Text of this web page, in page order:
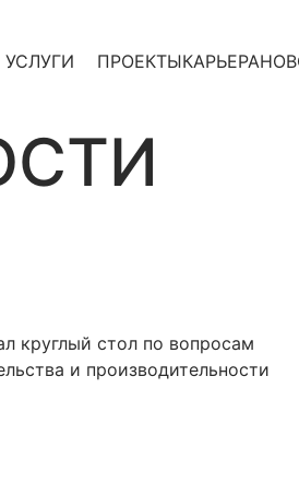
УСЛУГИ ПРОЕКТЫКАРЬЕРА
круглый стол по вопросам
и производительности